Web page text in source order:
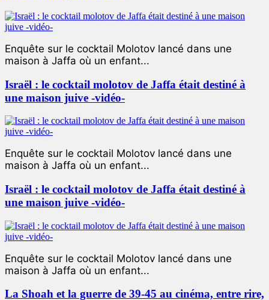
Enquête sur le cocktail Molotov lancé dans une
maison à Jaffa où un enfant...
Israël : le cocktail molotov de Jaffa était destiné à
une maison juive -vidéo-
Enquête sur le cocktail Molotov lancé dans une
maison à Jaffa où un enfant...
Israël : le cocktail molotov de Jaffa était destiné à
une maison juive -vidéo-
Enquête sur le cocktail Molotov lancé dans une
maison à Jaffa où un enfant...
La Shoah et la guerre de 39-45 au cinéma, entre rire,